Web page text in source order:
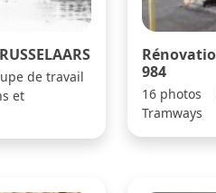
de travail
et
984
16 photos
Tramways